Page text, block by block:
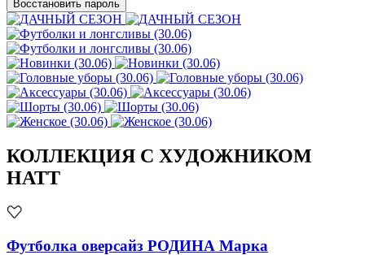
Восстановить пароль
КОЛЛЕКЦИЯ С ХУДОЖНИКОМ
HATT
Футболка оверсайз РОДИНА Марка